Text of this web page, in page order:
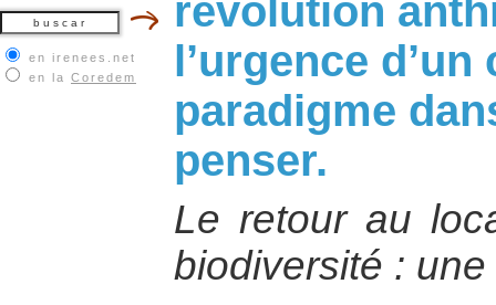
en irenees.net
en la Coredem
révolution
l’urgence
paradigme
penser.
Le retour au
biodiversité :